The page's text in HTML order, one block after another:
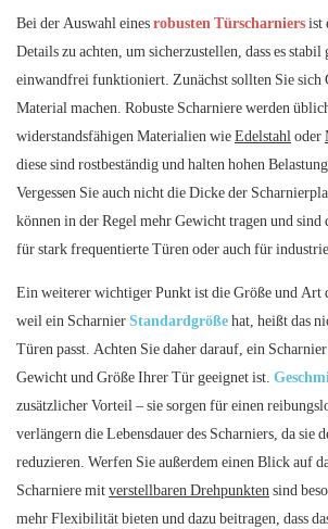
Bei der Auswahl einesrobusten Türscharniersist
Details zu achten, um sicherzustellen, dass es stabil
einwandfrei funktioniert. Zunächst sollten Sie sich
Material machen. Robuste Scharniere werden
widerstandsfähigen Materialien wieEdelstahloder
diese sind rostbeständig und halten hohen
Vergessen Sie auch nicht die Dicke der
können in der Regel mehr Gewicht tragen und sind
für stark frequentierte Türen oder auch für
Ein weiterer wichtiger Punkt ist die Größe und Art
weil ein ScharnierStandardgrößehat, heißt das
Türen passt. Achten Sie daher darauf, ein
Gewicht und Größe Ihrer Tür geeignet ist.
zusätzlicher Vorteil – sie sorgen für einen
verlängern die Lebensdauer des Scharniers, da sie
reduzieren. Werfen Sie außerdem einen Blick auf
Scharniere mitverstellbaren Drehpunktensind
mehr Flexibilität bieten und dazu beitragen, dass